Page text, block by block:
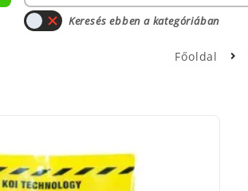
Keresés ebben a kategóriában
Főoldal